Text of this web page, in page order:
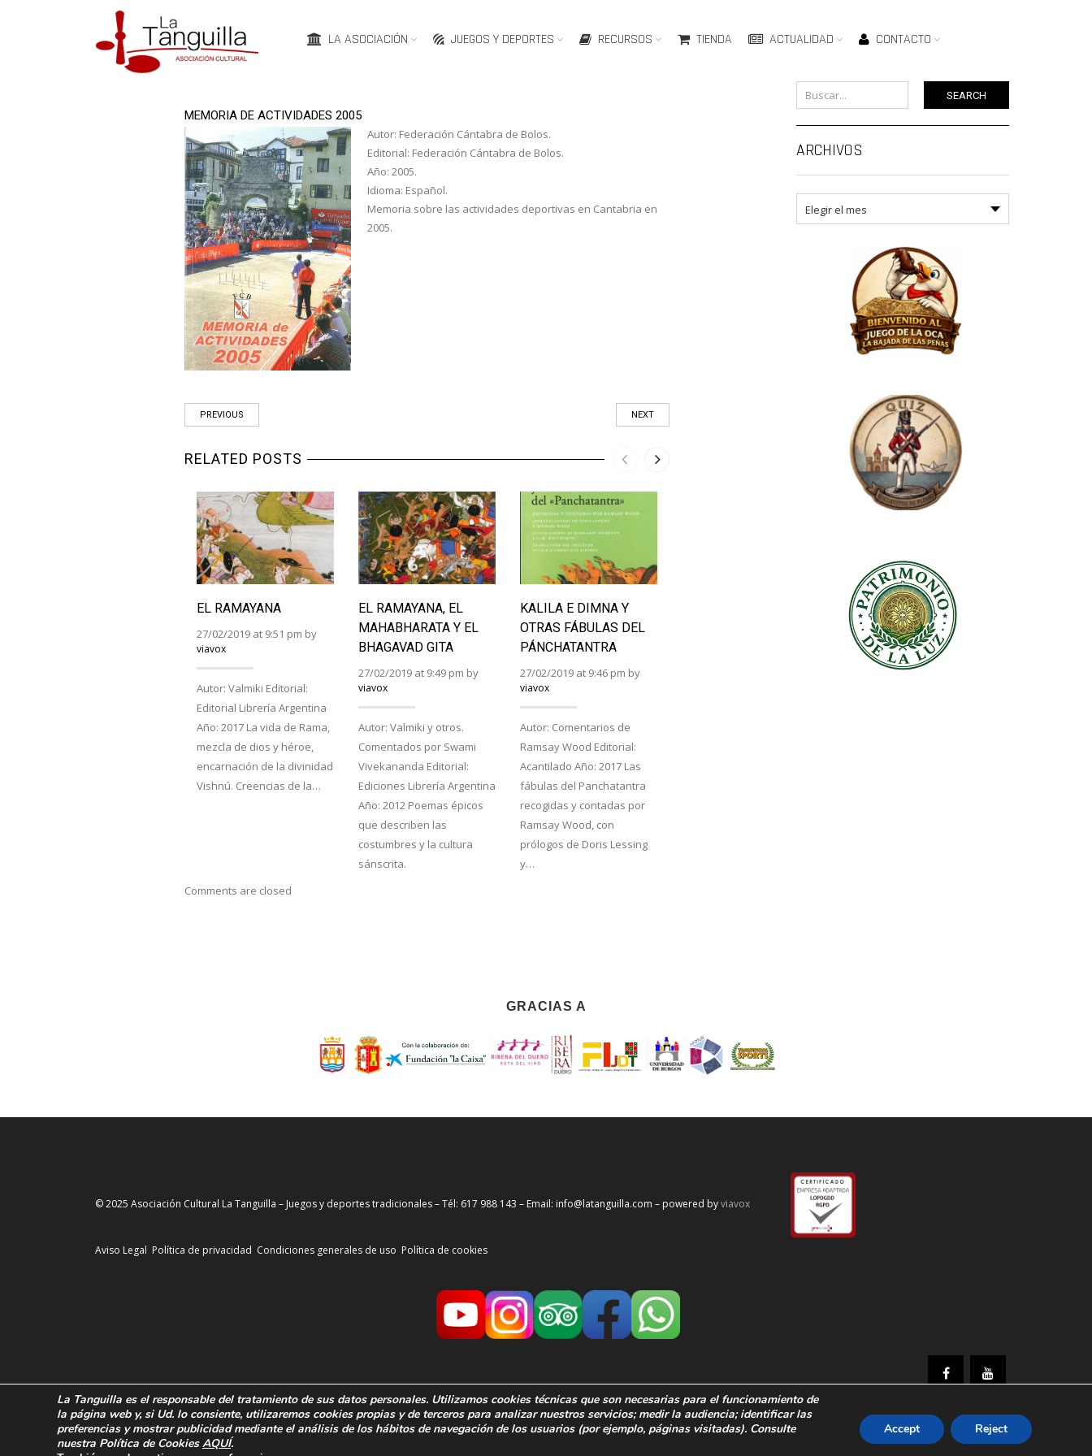
LA ASOCIACIÓN JUEGOS Y DEPORTES RECURSOS TIENDA ACTUALIDAD CONTACTO
MEMORIA DE ACTIVIDADES 2005
Autor: Federación Cántabra de Bolos.
Editorial: Federación Cántabra de Bolos.
Año: 2005.
Idioma: Español.
Memoria sobre las actividades deportivas en Cantabria en
2005.
PREVIOUS NEXT
RELATED POSTS
EL RAMAYANA
27/02/2019 at 9:51 pm by
viavox
Autor: Valmiki Editorial:
Editorial Librería Argentina
Año: 2017 La vida de Rama,
mezcla de dios y héroe,
encarnación de la divinidad
Vishnú. Creencias de la…
EL RAMAYANA, EL
MAHABHARATA Y EL
BHAGAVAD GITA
27/02/2019 at 9:49 pm by
viavox
Autor: Valmiki y otros.
Comentados por Swami
Vivekananda Editorial:
Ediciones Librería Argentina
Año: 2012 Poemas épicos
que describen las
costumbres y la cultura
sánscrita.
KALILA E DIMNA Y
OTRAS FÁBULAS DEL
PÁNCHATANTRA
27/02/2019 at 9:46 pm by
viavox
Autor: Comentarios de
Ramsay Wood Editorial:
Acantilado Año: 2017 Las
fábulas del Panchatantra
recogidas y contadas por
Ramsay Wood, con
prólogos de Doris Lessing
y…
MARCAS MÁGICO-
RELIGIOSAS NO
CENTRO HISTÓRICO
24/04/2018 at 10:07 am by
Comments are closed
SEARCH
ARCHIVOS
GRACIAS A
© 2025 Asociación Cultural La Tanguilla – Juegos y deportes tradicionales – Tél: 617 988 143 – Email: info@latanguilla.com – powered byviavox
Aviso Legal Política de privacidad Condiciones generales de uso Política de cookies
La Tanguilla es el responsable del tratamiento de sus datos personales. Utilizamos cookies técnicas que son necesarias para el funcionamiento de
la página web y, si Ud. lo consiente, utilizaremos cookies propias y de terceros para analizar nuestros servicios; medir la audiencia;identificar las
preferencias ymostrar publicidad mediante el análisis de loshábitos de navegación de los usuarios (por ejemplo, páginas visitadas). Consulte
nuestra Política de CookiesAQUÍ.
Accept Reject